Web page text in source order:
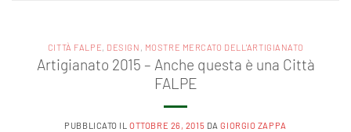
CITTÀ FALPE, DESIGN , MOSTRE MERCATO DELL'ARTIGIANATO
Artigianato 2015 – Anche questa è una Città
FALPE
PUBBLICATO ILOTTOBRE 26, 2015 DAGIORGIO ZAPPA